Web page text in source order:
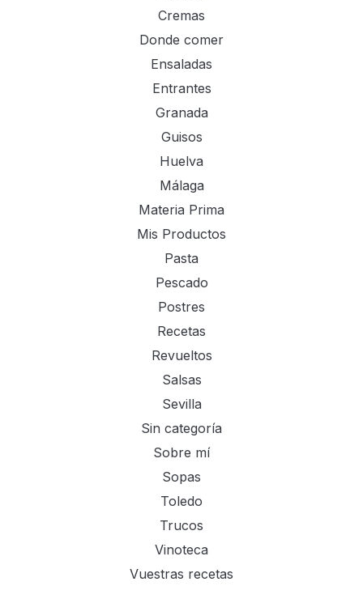
Cremas
Donde comer
Ensaladas
Entrantes
Granada
Guisos
Huelva
Málaga
Materia Prima
Mis Productos
Pasta
Pescado
Postres
Recetas
Revueltos
Salsas
Sevilla
Sin categoría
Sobre mí
Sopas
Toledo
Trucos
Vinoteca
Vuestras recetas